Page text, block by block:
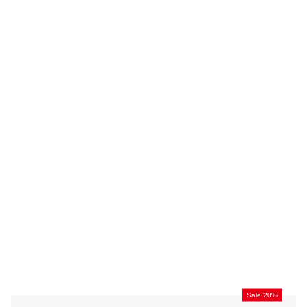
Sale 20%